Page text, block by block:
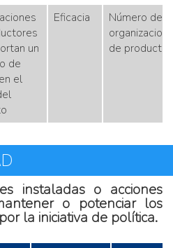
un
de
el
Eficacia
Número de
de
instaladas o acciones
o potenciar los
la iniciativa de política.